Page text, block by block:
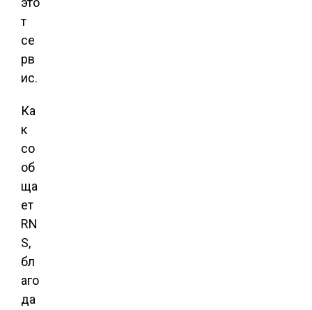
т
се
рв
ис.
Ка
к
со
об
ща
ет
RN
S,
бл
аго
да